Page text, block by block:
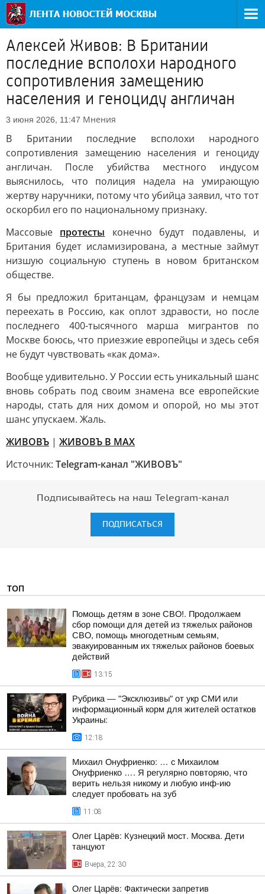
Алексей Живов: В Британии
последние всполохи народного
сопротивления замещению
населения и геноциду англичан
3 июня 2026, 11:47 Мнения
В Британии последние всполохи народного
сопротивления замещению населения и геноциду
англичан. После убийства местного индусом
выяснилось, что полиция надела на умирающую
жертву наручники, потому что убийца заявил, что тот
оскорбил его по национальному признаку.
Массовые протесты конечно будут подавлены, и
Британия будет исламизирована, а местные займут
низшую социальную ступень в новом британском
обществе.
Я бы предложил британцам, французам и немцам
переехать в Россию, как оплот здравости, но после
последнего 400-тысячного марша мигрантов по
Москве боюсь, что приезжие европейцы и здесь себя
не будут чувствовать «как дома».
Вообще удивительно. У России есть уникальный шанс
вновь собрать под своим знамена все европейские
народы, стать для них домом и опорой, но мы этот
шанс упускаем. Жаль.
ЖИВОВЪ | ЖИВОВЪ В МАХ
Источник: Telegram-канал "ЖИВОВЪ"
Подписывайтесь на наш Telegram-канал
ПОДПИСАТЬСЯ
ТОП
Помощь детям в зоне СВО!. Продолжаем
сбор помощи для детей из тяжелых районов
СВО, помощь многодетным семьям,
эвакуированным их тяжелых районов боевых
действий
13:15
Рубрика — "Эксклюзивы" от укр СМИ или
информационный корм для жителей остатков
Украины:
12:18
Михаил Онуфриенко: … с Михаилом
Онуфриенко …. Я регулярно повторяю, что
верить нельзя никому и любую инф-ию
следует пробовать на зуб
11:08
Олег Царёв: Кузнецкий мост. Москва. Дети
танцуют
Вчера, 22:30
Олег Царёв: Фактически запретив